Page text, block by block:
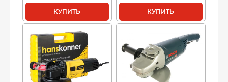
КУПИТЬ КУПИТЬ